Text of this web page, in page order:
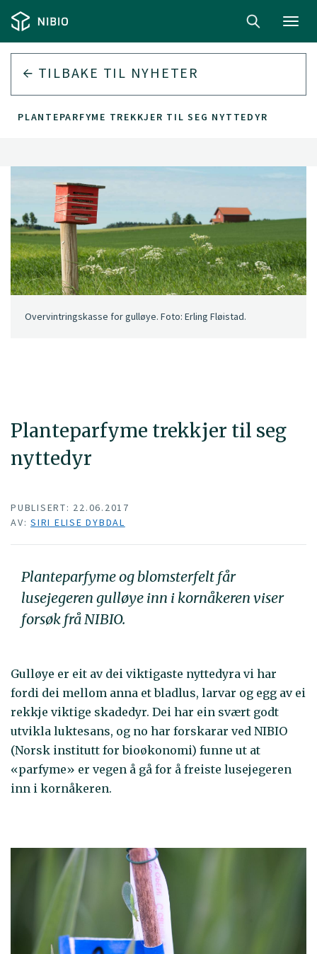
TILBAKE TIL NYHETER
PLANTEPARFYME TREKKJER TIL SEG NYTTEDYR
Planteparfyme trekkjer til seg
nyttedyr
Overvintringskasse for gulløye. Foto: Erling Fløistad.
PUBLISERT: 22.06.2017
AV: SIRI ELISE DYBDAL
Planteparfyme og blomsterfelt får
lusejegeren gulløye inn i kornåkeren viser
forsøk frå NIBIO.
Gulløye er eit av dei viktigaste nyttedyra vi har
fordi dei mellom anna et bladlus, larvar og egg av ei
rekkje viktige skadedyr. Dei har ein svært godt
utvikla luktesans, og no har forskarar ved NIBIO
(Norsk institutt for bioøkonomi) funne ut at
«parfyme» er vegen å gå for å freiste lusejegeren
inn i kornåkeren.